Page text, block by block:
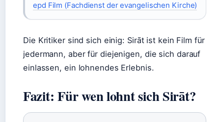
epd Film (Fachdienst der evangelischen Kirche)
Die Kritiker sind sich einig: Sirāt ist kein Film für
jedermann, aber für diejenigen, die sich darauf
einlassen, ein lohnendes Erlebnis.
Fazit: Für wen lohnt sich Sirāt?